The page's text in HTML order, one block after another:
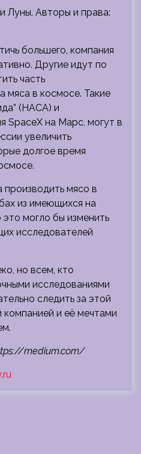
Луны. Авторы и права:
большего, компания
Другие идут по
часть
мяса в космосе. Такие
(НАСА) и
SpaceX на Марс, могут в
увеличить
долгое время
производить мясо в
из имеющихся на
могло бы изменить
исследователей
но всем, кто
исследованиями
следить за этой
компанией и её мечтами
medium.com/